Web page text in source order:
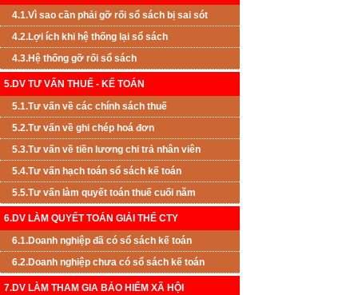
4.1.Vì sao cần phải gỡ rối sổ sách bị sai sót
4.2.Lợi ích khi hệ thống lại sổ sách
4.3.Hệ thống gỡ rối sổ sách
5.DV TƯ VẤN THUẾ - KẾ TOÁN
5.1.Tư vấn về các chính sách thuế
5.2.Tư vấn về ghi chép hoá đơn
5.3.Tư vấn về tiền lương chi trả nhân viên
5.4.Tư vấn hạch toán sổ sách kế toán
5.5.Tư vấn làm quyết toán thuế cuối năm
6.DV LÀM QUYẾT TOÁN GIẢI THỂ CTY
6.1.Doanh nghiệp đã có sổ sách kế toán
6.2.Doanh nghiệp chưa có sổ sách kế toán
7.DV LÀM THAM GIA BẢO HIỂM XÃ HỘI